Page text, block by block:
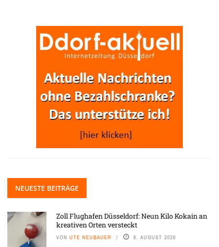
NEUESTE BEITRÄGE
Zoll Flughafen Düsseldorf: Neun Kilo Kokain an
kreativen Orten versteckt
VON UTE NEUBAUER 6. AUGUST 2026